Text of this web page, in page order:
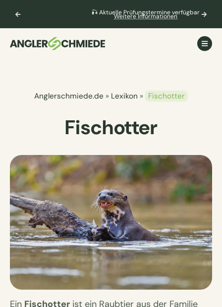
🎣 Aktuelle Prüfungstermine verfügbar
Weitere Informationen
Anglerschmiede.de » Lexikon » Fischotter
Fischotter
Ein Fischotter ist ein Raubtier aus der Familie